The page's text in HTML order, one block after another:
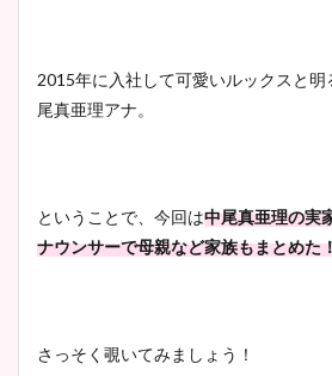
2015年に入社して可愛いルックスと
尾真亜理アナ。
ということで、今回は中尾真亜理の実
ナウンサーで母親など家族もまとめた
さっそく覗いてみましょう！